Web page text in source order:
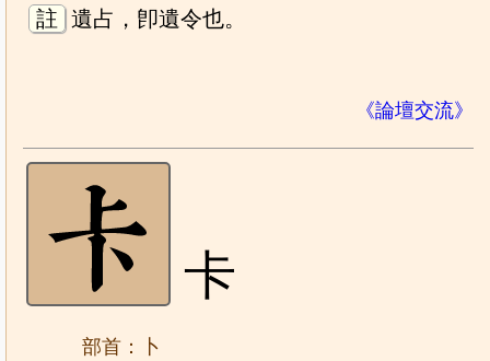
註 遺占，卽遺令也。
《論壇交流》
卡
部首：卜